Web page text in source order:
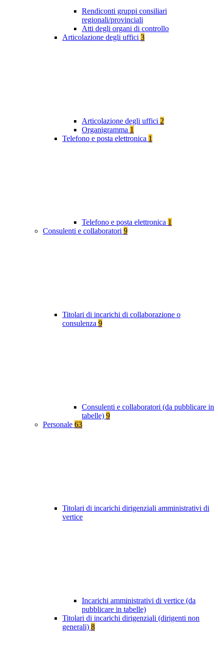
Rendiconti gruppi consiliari
regionali/provinciali
Atti degli organi di controllo
Articolazione degli uffici 3
Articolazione degli uffici 2
Organigramma 1
Telefono e posta elettronica 1
Telefono e posta elettronica 1
Consulenti e collaboratori 9
Titolari di incarichi di collaborazione o
consulenza 9
Consulenti e collaboratori (da pubblicare in
tabelle) 9
Personale 63
Titolari di incarichi dirigenziali amministrativi di
vertice
Incarichi amministrativi di vertice (da
pubblicare in tabelle)
Titolari di incarichi dirigenziali (dirigenti non
generali) 8